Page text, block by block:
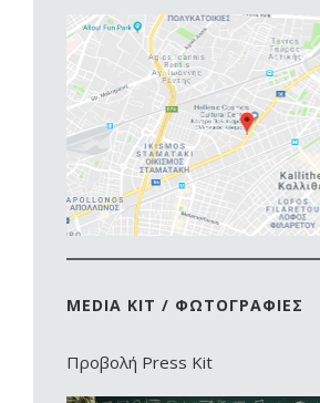
MEDIA KIT / ΦΩΤΟΓΡΑΦΙΕΣ
Προβολή Press Kit